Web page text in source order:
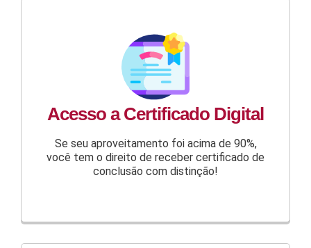
Acesso a Certificado Digital
Se seu aproveitamento foi acima de 90%,
você tem o direito de receber certificado de
conclusão com distinção!